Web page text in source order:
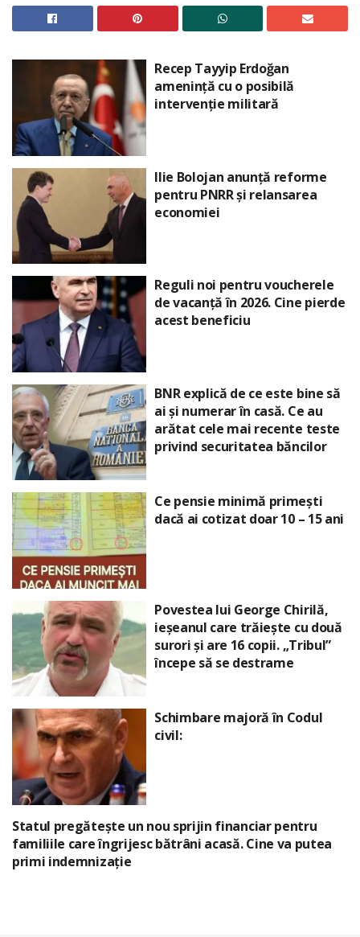
Recep Tayyip Erdoğan
amenință cu o posibilă
intervenție militară
Ilie Bolojan anunță reforme
pentru PNRR și relansarea
economiei
Reguli noi pentru voucherele
de vacanță în 2026. Cine pierde
acest beneficiu
BNR explică de ce este bine să
ai și numerar în casă. Ce au
arătat cele mai recente teste
privind securitatea băncilor
Ce pensie minimă primești
dacă ai cotizat doar 10 – 15 ani
Povestea lui George Chirilă,
ieșeanul care trăiește cu două
surori și are 16 copii. „Tribul”
începe să se destrame
Schimbare majoră în Codul
civil:
Statul pregătește un nou sprijin financiar pentru
familiile care îngrijesc bătrâni acasă. Cine va putea
primi indemnizație